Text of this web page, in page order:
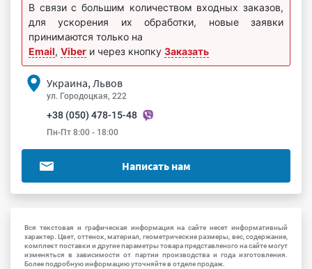
В связи с большим количеством входных заказов,
для ускорения их обработки, новые заявки
принимаются только на
Email, Viber и через кнопку Заказать
Украина, Львов
ул. Городоцкая, 222
+38 (050) 478-15-48
Пн-Пт 8:00 - 18:00
Написать нам
Вся текстовая и графическая информация на сайте несет информативный
характер. Цвет, оттенок, материал, геометрические размеры, вес, содержание,
комплект поставки и другие параметры товара представленого на сайте могут
изменяться в зависимости от партии производства и года изготовления.
Более подробную информацию уточняйте в отделе продаж.